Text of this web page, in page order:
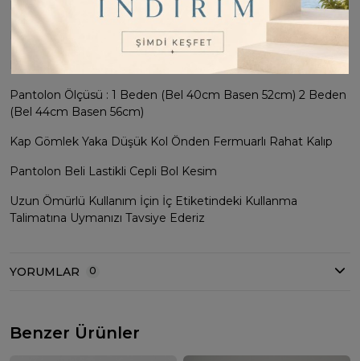
Manken Ölçüleri : 1.70 Boy 55 Kg
Mankenin Giydiği : 1 Bedendir
Pantolon Ölçüsü : 1 Beden (Bel 40cm Basen 52cm) 2 Beden
(Bel 44cm Basen 56cm)
Kap Gömlek Yaka Düşük Kol Önden Fermuarlı Rahat Kalıp
Pantolon Beli Lastikli Cepli Bol Kesim
Uzun Ömürlü Kullanım İçin İç Etiketindeki Kullanma
Talimatına Uymanızı Tavsiye Ederiz
YORUMLAR 0
Benzer Ürünler